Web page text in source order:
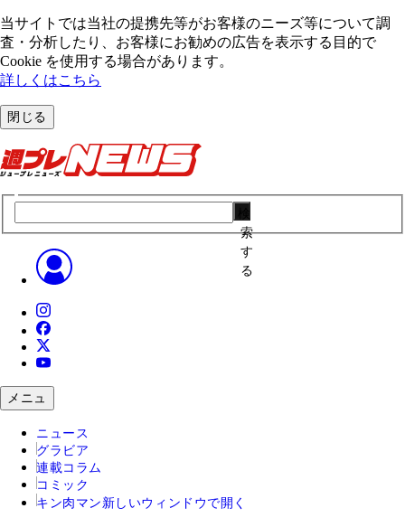
当サイトでは当社の提携先等がお客様のニーズ等について調
査・分析したり、お客様にお勧めの広告を表⽰する⽬的で
Cookie を使⽤する場合があります。
詳しくはこちら
閉じる
索
す
る
メニュ
ニュース
グラビア
連載コラム
コミック
キン肉マン 新しいウィンドウで開く